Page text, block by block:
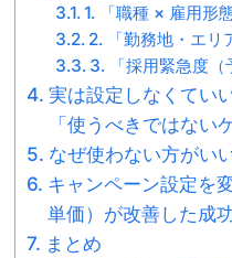
1. 「職種 × 雇用形
2. 「勤務地・エリ
3. 「採用緊急度（
実は設定しなくてい
「使うべきではない
なぜ使わない方がい
キャンペーン設定を
単価）が改善した成
まとめ